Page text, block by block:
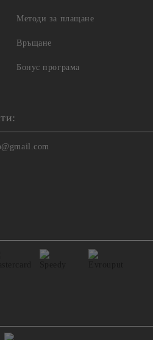
Методи за плащане
Връщане
Бонус програма